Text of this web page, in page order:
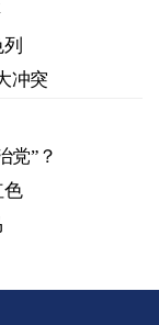
冲突
党”？
色